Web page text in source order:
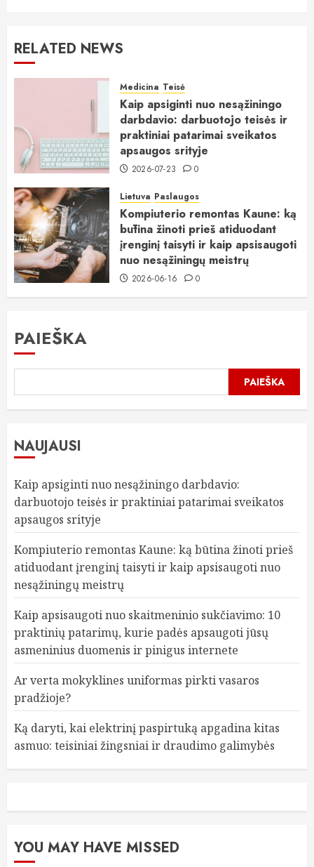
RELATED NEWS
Medicina Teisė
Kaip apsiginti nuo nesąžiningo
darbdavio: darbuotojo teisės ir
praktiniai patarimai sveikatos
apsaugos srityje
2026-07-23 0
Lietuva Paslaugos
Kompiuterio remontas Kaune: ką
būtina žinoti prieš atiduodant
įrenginį taisyti ir kaip apsisaugoti
nuo nesąžiningų meistrų
2026-06-16 0
PAIEŠKA
PAIEŠKA
NAUJAUSI
Kaip apsiginti nuo nesąžiningo darbdavio:
darbuotojo teisės ir praktiniai patarimai sveikatos
apsaugos srityje
Kompiuterio remontas Kaune: ką būtina žinoti prieš
atiduodant įrenginį taisyti ir kaip apsisaugoti nuo
nesąžiningų meistrų
Kaip apsisaugoti nuo skaitmeninio sukčiavimo: 10
praktinių patarimų, kurie padės apsaugoti jūsų
asmeninius duomenis ir pinigus internete
Ar verta mokyklines uniformas pirkti vasaros
pradžioje?
Ką daryti, kai elektrinį paspirtuką apgadina kitas
asmuo: teisiniai žingsniai ir draudimo galimybės
YOU MAY HAVE MISSED